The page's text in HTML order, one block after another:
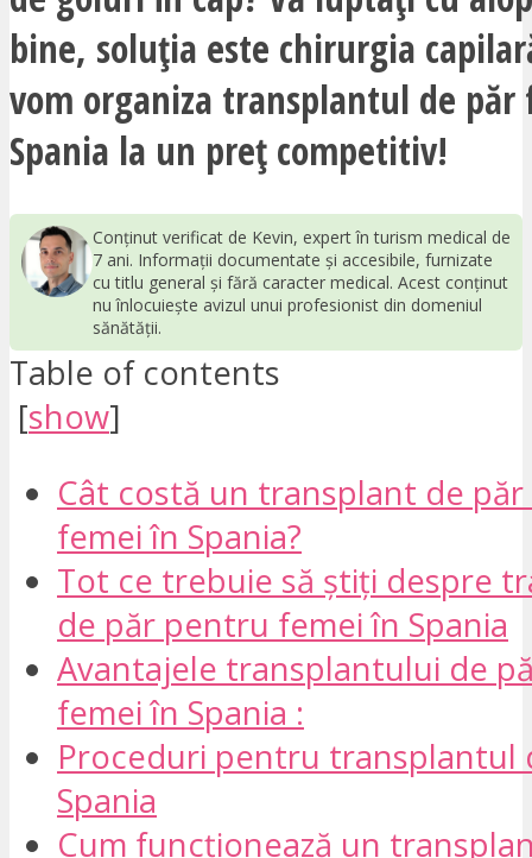
bine, soluția este chirurgia
vom organiza transplantul de
Spania la un preț competitiv!
Conținut verificat de Kevin, expert în turism medical de
7 ani. Informații documentate și accesibile, furnizate
cu titlu general și fără caracter medical. Acest conținut
nu înlocuiește avizul unui profesionist din domeniul
sănătății.
Table of contents
[show]
Cât costă un transplant de
femei în Spania?
Tot ce trebuie să știți despre
de păr pentru femei în Spania
Avantajele transplantului de
femei în Spania :
Proceduri pentru transplantul
Spania
Cum funcționează un